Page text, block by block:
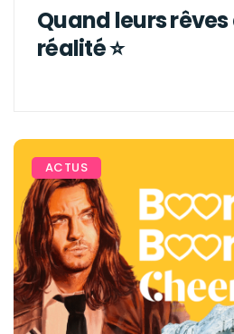
Quand leurs
réalité ⭐️
ACTUS